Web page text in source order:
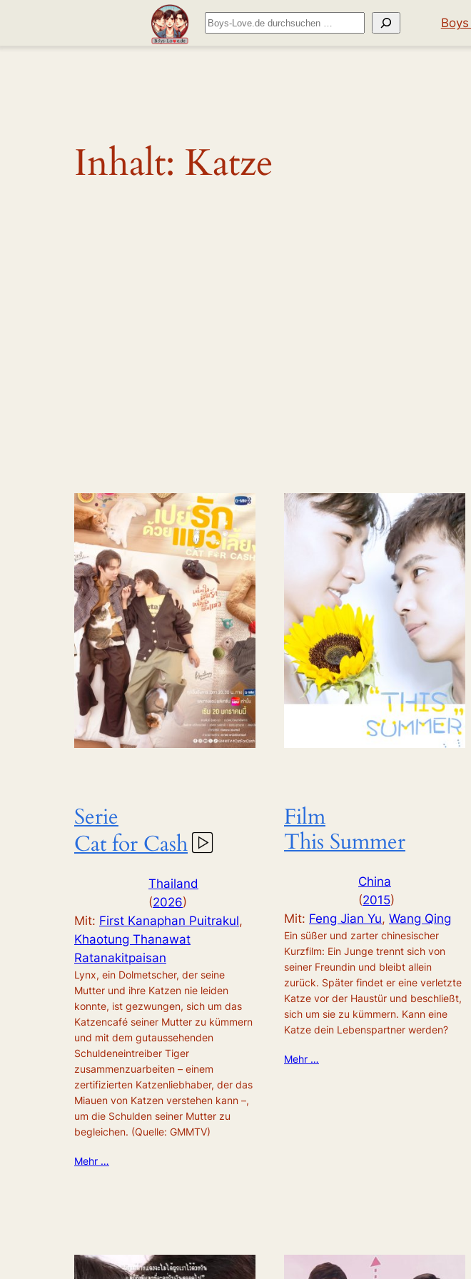
Suchen
Inhalt: Katze
Serie
Cat for Cash
Thailand
(2026)
Mit: First Kanaphan Puitrakul
Khaotung Thanawat
Ratanakitpaisan
Lynx, ein Dolmetscher, der seine
Mutter und ihre Katzen nie leiden
konnte, ist gezwungen, sich um das
Katzencafé seiner Mutter zu kümmern
und mit dem gutaussehenden
Schuldeneintreiber Tiger
zusammenzuarbeiten – einem
zertifizierten Katzenliebhaber, der das
Miauen von Katzen verstehen kann –,
um die Schulden seiner Mutter zu
begleichen. (Quelle: GMMTV)
Mehr …
Film
This Summer
China
(2015)
Mit: Feng Jian Yu, Wang Qing
Ein süßer und zarter chinesischer
Kurzfilm: Ein Junge trennt sich von
seiner Freundin und bleibt allein
zurück. Später findet er eine verletzte
Katze vor der Haustür und beschließt,
sich um sie zu kümmern. Kann eine
Katze dein Lebenspartner werden?
Mehr …